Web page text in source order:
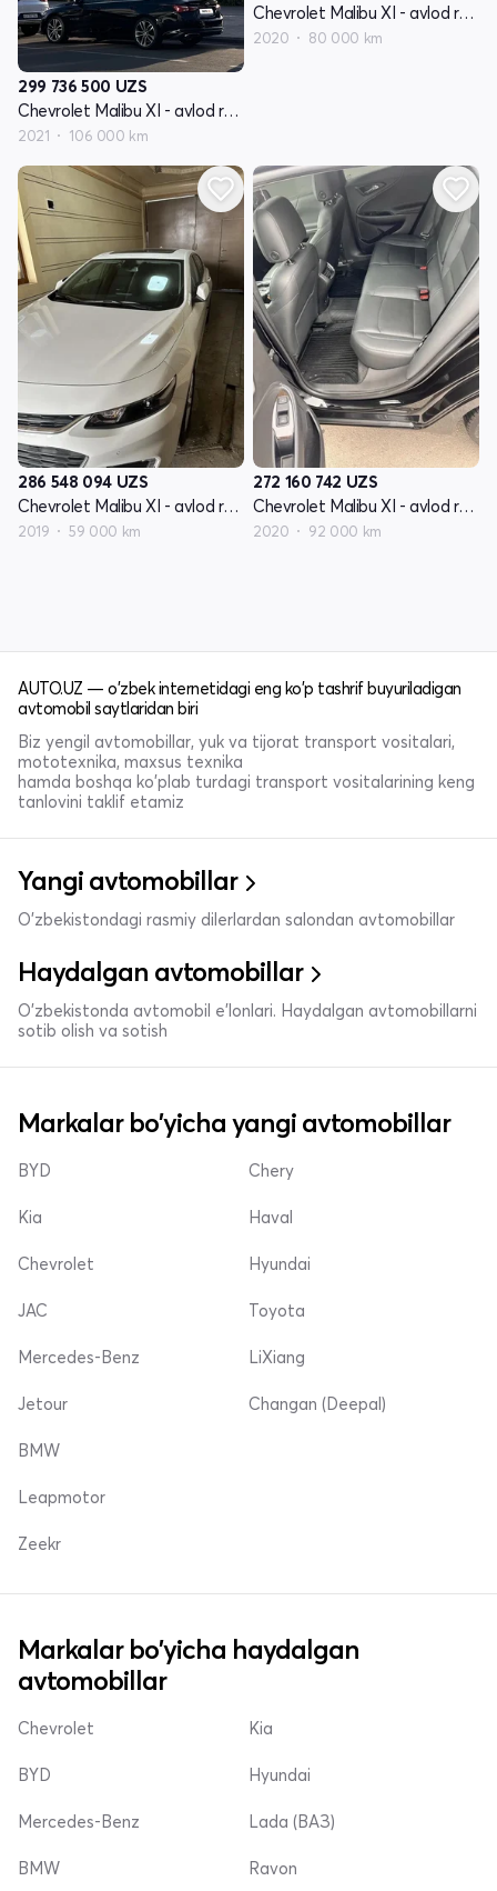
299 736 500 UZS
Chevrolet Malibu XI - avlod restyling
2021 106 000 km
Chevrolet Malibu XI - avlod restyling
2020 80 000 km
286 548 094 UZS
Chevrolet Malibu XI - avlod restyling
2019 59 000 km
272 160 742 UZS
Chevrolet Malibu XI - avlod restyling
2020 92 000 km
AUTO.UZ — o'zbek internetidagi eng ko'p tashrif buyuriladigan
avtomobil saytlaridan biri
Biz yengil avtomobillar, yuk va tijorat transport vositalari,
mototexnika, maxsus texnika
hamda boshqa ko'plab turdagi transport vositalarining keng
tanlovini taklif etamiz
Yangi avtomobillar
O'zbekistondagi rasmiy dilerlardan salondan avtomobillar
Haydalgan avtomobillar
O'zbekistonda avtomobil e’lonlari. Haydalgan avtomobillarni
sotib olish va sotish
Markalar bo'yicha yangi avtomobillar
BYD
Kia
Chevrolet
Chery
Haval
Hyundai
JAC
Mercedes-Benz
Jetour
Toyota
LiXiang
Changan (Deepal)
BMW
Leapmotor
Zeekr
Markalar bo'yicha haydalgan
avtomobillar
Chevrolet
BYD
Mercedes-Benz
Kia
Hyundai
Lada (ВАЗ)
BMW Ravon